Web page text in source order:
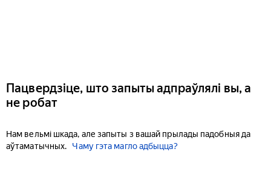
Пацвердзіце, што запыты адпраўлялі вы, а
не робат
Нам вельмі шкада, але запыты з вашай прылады падобныя да
аўтаматычных.
Чаму гэта магло адбыцца?